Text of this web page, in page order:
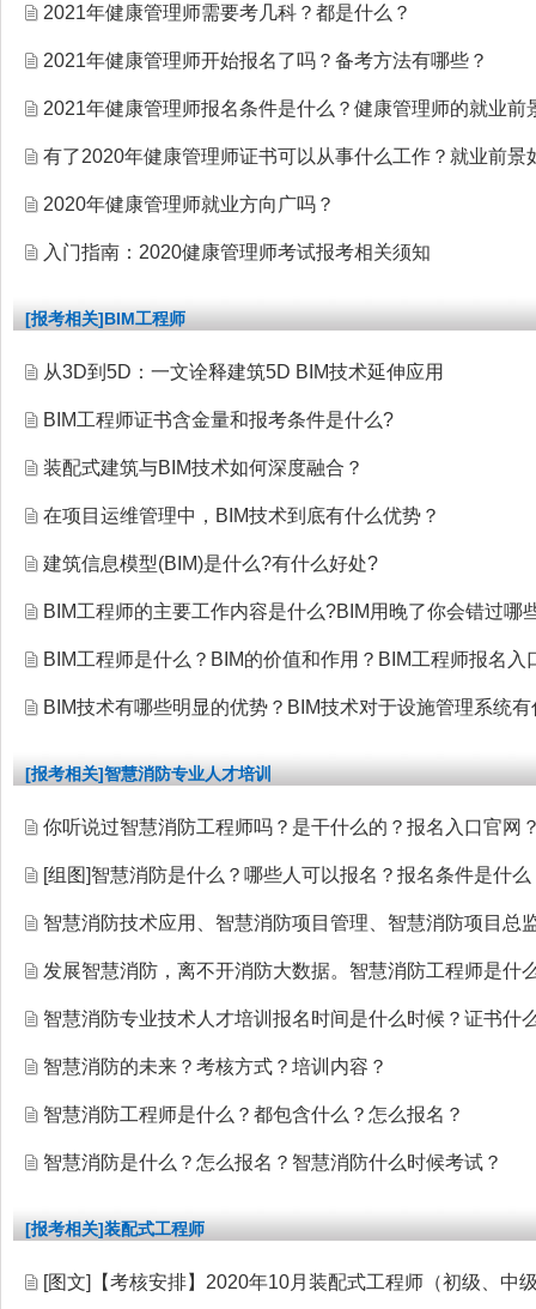
2021年健康管理师需要考几科？都是什么？
2021年健康管理师开始报名了吗？备考方法有哪些？
2021年健康管理师报名条件是什么？健康管理师的就业前
有了2020年健康管理师证书可以从事什么工作？就业前景
2020年健康管理师就业方向广吗？
入门指南：2020健康管理师考试报考相关须知
[报考相关]BIM工程师
从3D到5D：一文诠释建筑5D BIM技术延伸应用
BIM工程师证书含金量和报考条件是什么?
装配式建筑与BIM技术如何深度融合？
在项目运维管理中，BIM技术到底有什么优势？
建筑信息模型(BIM)是什么?有什么好处?
BIM工程师的主要工作内容是什么?BIM用晚了你会错过哪
BIM工程师是什么？BIM的价值和作用？BIM工程师报名入
BIM技术有哪些明显的优势？BIM技术对于设施管理系统
[报考相关]智慧消防专业人才培训
你听说过智慧消防工程师吗？是干什么的？报名入口官网
[组图]智慧消防是什么？哪些人可以报名？报名条件是什
智慧消防技术应用、智慧消防项目管理、智慧消防项目总
发展智慧消防，离不开消防大数据。智慧消防工程师是什
智慧消防专业技术人才培训报名时间是什么时候？证书什
智慧消防的未来？考核方式？培训内容？
智慧消防工程师是什么？都包含什么？怎么报名？
智慧消防是什么？怎么报名？智慧消防什么时候考试？
[报考相关]装配式工程师
[图文] 【考核安排】2020年10月装配式工程师（初级、中